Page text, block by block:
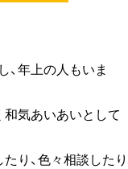
年上の人もいま
気あいあいとして
り、色々相談したり